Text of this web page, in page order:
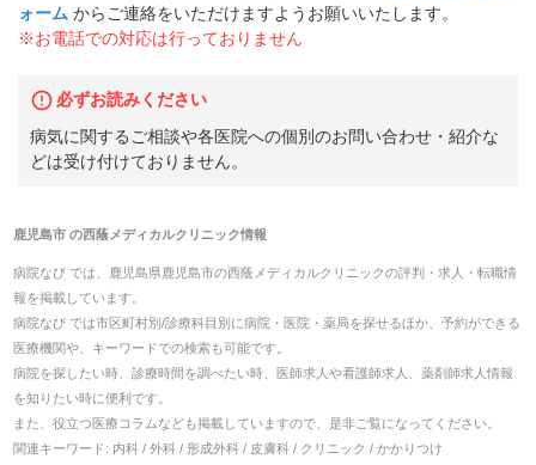
ォーム からご連絡をいただけますようお願いいたします。
※お電話での対応は行っておりません
必ずお読みください
病気に関するご相談や各医院への個別のお問い合わせ・紹介な
どは受け付けておりません。
鹿児島市の西蔭メディカルクリニック情報
病院なび では、 鹿児島県 鹿児島市の西蔭メディカルクリニックの評判・求人・転職情
報を掲載しています。
病院なび では市区町村別/診療科目別に病院・医院・薬局を探せるほか、予約ができる
医療機関や、キーワードでの検索も可能です。
病院を探したい時、診療時間を調べたい時、医師求人や看護師求人、薬剤師求人情報
を知りたい時に便利です。
また、役立つ医療コラムなども掲載していますので、是非ご覧になってください。
関連キーワード: 内科 / 外科 / 形成外科 / 皮膚科 / クリニック / かかりつけ